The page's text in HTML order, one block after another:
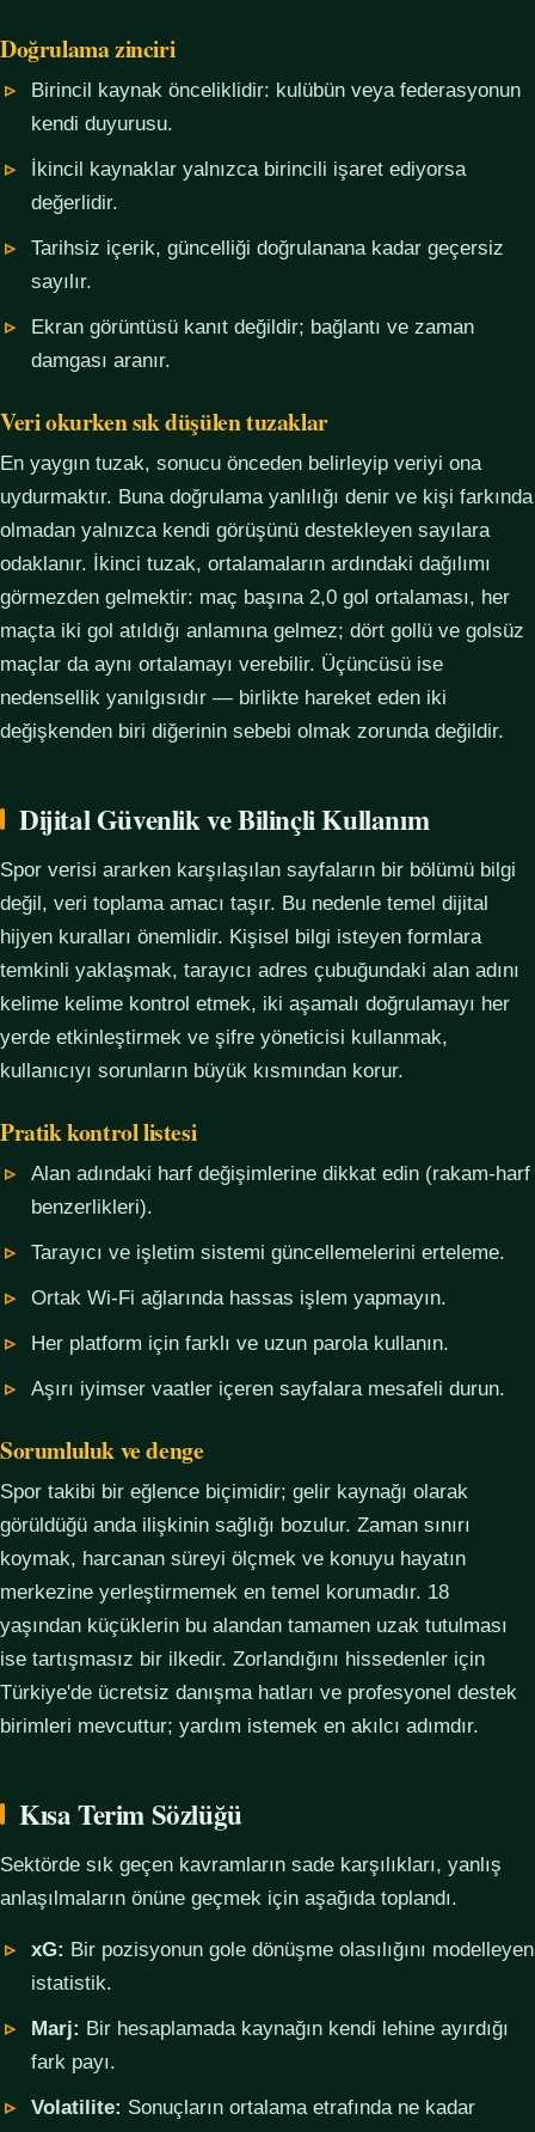
Doğrulama zinciri
Birincil kaynak önceliklidir: kulübün veya federasyonun
kendi duyurusu.
İkincil kaynaklar yalnızca birincili işaret ediyorsa
değerlidir.
Tarihsiz içerik, güncelliği doğrulanana kadar geçersiz
sayılır.
Ekran görüntüsü kanıt değildir; bağlantı ve zaman
damgası aranır.
Veri okurken sık düşülen tuzaklar
En yaygın tuzak, sonucu önceden belirleyip veriyi ona
uydurmaktır. Buna doğrulama yanlılığı denir ve kişi farkında
olmadan yalnızca kendi görüşünü destekleyen sayılara
odaklanır. İkinci tuzak, ortalamaların ardındaki dağılımı
görmezden gelmektir: maç başına 2,0 gol ortalaması, her
maçta iki gol atıldığı anlamına gelmez; dört gollü ve golsüz
maçlar da aynı ortalamayı verebilir. Üçüncüsü ise
nedensellik yanılgısıdır — birlikte hareket eden iki
değişkenden biri diğerinin sebebi olmak zorunda değildir.
Dijital Güvenlik ve Bilinçli Kullanım
Spor verisi ararken karşılaşılan sayfaların bir bölümü bilgi
değil, veri toplama amacı taşır. Bu nedenle temel dijital
hijyen kuralları önemlidir. Kişisel bilgi isteyen formlara
temkinli yaklaşmak, tarayıcı adres çubuğundaki alan adını
kelime kelime kontrol etmek, iki aşamalı doğrulamayı her
yerde etkinleştirmek ve şifre yöneticisi kullanmak,
kullanıcıyı sorunların büyük kısmından korur.
Pratik kontrol listesi
Alan adındaki harf değişimlerine dikkat edin (rakam-harf
benzerlikleri).
Tarayıcı ve işletim sistemi güncellemelerini erteleme.
Ortak Wi-Fi ağlarında hassas işlem yapmayın.
Her platform için farklı ve uzun parola kullanın.
Aşırı iyimser vaatler içeren sayfalara mesafeli durun.
Sorumluluk ve denge
Spor takibi bir eğlence biçimidir; gelir kaynağı olarak
görüldüğü anda ilişkinin sağlığı bozulur. Zaman sınırı
koymak, harcanan süreyi ölçmek ve konuyu hayatın
merkezine yerleştirmemek en temel korumadır. 18
yaşından küçüklerin bu alandan tamamen uzak tutulması
ise tartışmasız bir ilkedir. Zorlandığını hissedenler için
Türkiye'de ücretsiz danışma hatları ve profesyonel destek
birimleri mevcuttur; yardım istemek en akılcı adımdır.
Kısa Terim Sözlüğü
Sektörde sık geçen kavramların sade karşılıkları, yanlış
anlaşılmaların önüne geçmek için aşağıda toplandı.
xG: Bir pozisyonun gole dönüşme olasılığını modelleyen
istatistik.
Marj: Bir hesaplamada kaynağın kendi lehine ayırdığı
fark payı.
Volatilite: Sonuçların ortalama etrafında ne kadar